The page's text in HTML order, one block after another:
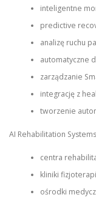
inteligentne
predictive
analizę ruchu
automatyczne
zarządzanie
integrację z
tworzenie
AI Rehabilitation
centra
kliniki
ośrodki